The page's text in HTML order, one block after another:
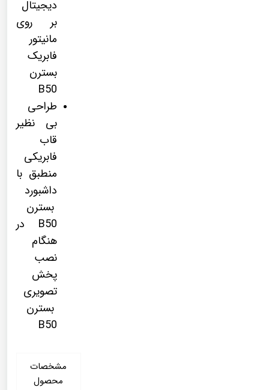
دیجیتال
بر روی
مانیتور
فابریک
بسترن
B50
طراحی
بی نظیر
قاب
فابریکی
منطبق با
داشبورد
بسترن
B50 در
هنگام
نصب
پخش
تصویری
بسترن
B50
مشخصات
محصول